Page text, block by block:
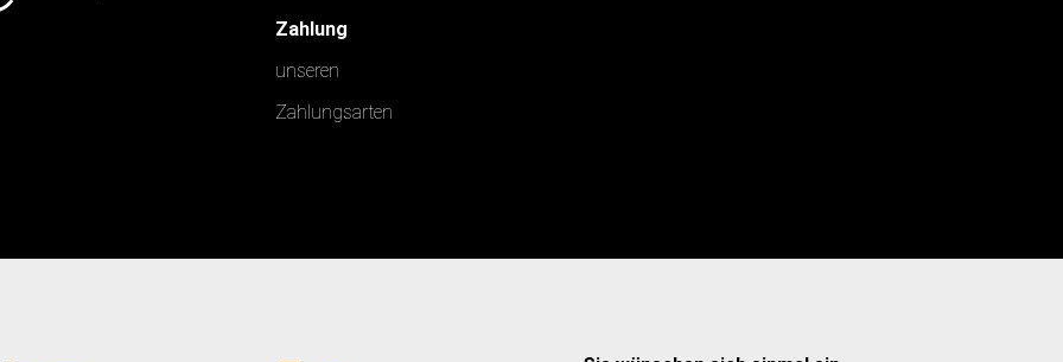
Zahlung
unseren
Zahlungsarten